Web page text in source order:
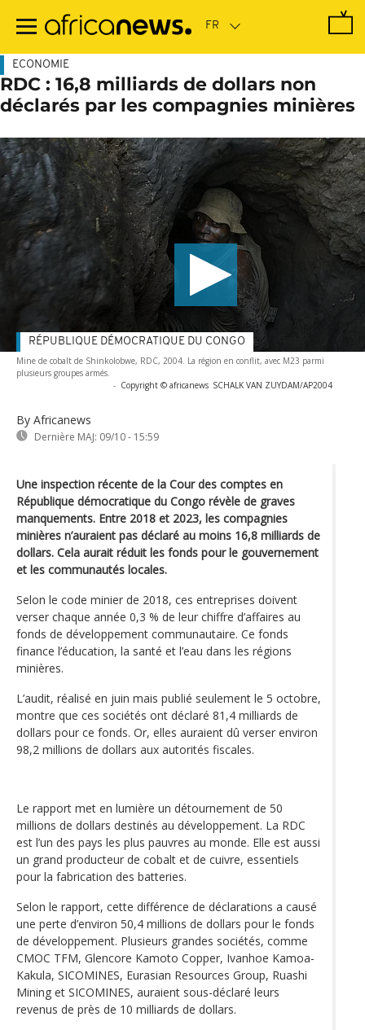
contenu
ECONOMIE
RDC : 16,8 milliards de dollars non
déclarés par les compagnies minières
Mine de cobalt de Shinkolobwe, RDC, 2004. La région en conflit, avec M23 parmi
plusieurs groupes armés.
- Copyright © africanews SCHALK VAN ZUYDAM/AP2004
By Africanews
Dernière MAJ: 09/10 - 15:59
RÉPUBLIQUE DÉMOCRATIQUE DU CONGO
Une inspection récente de la Cour des comptes en
République démocratique du Congo révèle de graves
manquements. Entre 2018 et 2023, les compagnies
minières n’auraient pas déclaré au moins 16,8 milliards de
dollars. Cela aurait réduit les fonds pour le gouvernement
et les communautés locales.
Selon le code minier de 2018, ces entreprises doivent
verser chaque année 0,3 % de leur chiffre d’affaires au
fonds de développement communautaire. Ce fonds
finance l’éducation, la santé et l’eau dans les régions
minières.
L’audit, réalisé en juin mais publié seulement le 5 octobre,
montre que ces sociétés ont déclaré 81,4 milliards de
dollars pour ce fonds. Or, elles auraient dû verser environ
98,2 millions de dollars aux autorités fiscales.
Le rapport met en lumière un détournement de 50
millions de dollars destinés au développement. La RDC
est l’un des pays les plus pauvres au monde. Elle est aussi
un grand producteur de cobalt et de cuivre, essentiels
pour la fabrication des batteries.
Selon le rapport, cette différence de déclarations a causé
une perte d’environ 50,4 millions de dollars pour le fonds
de développement. Plusieurs grandes sociétés, comme
CMOC TFM, Glencore Kamoto Copper, Ivanhoe Kamoa-
Kakula, SICOMINES, Eurasian Resources Group, Ruashi
Mining et SICOMINES, auraient sous-déclaré leurs
revenus de près de 10 milliards de dollars.